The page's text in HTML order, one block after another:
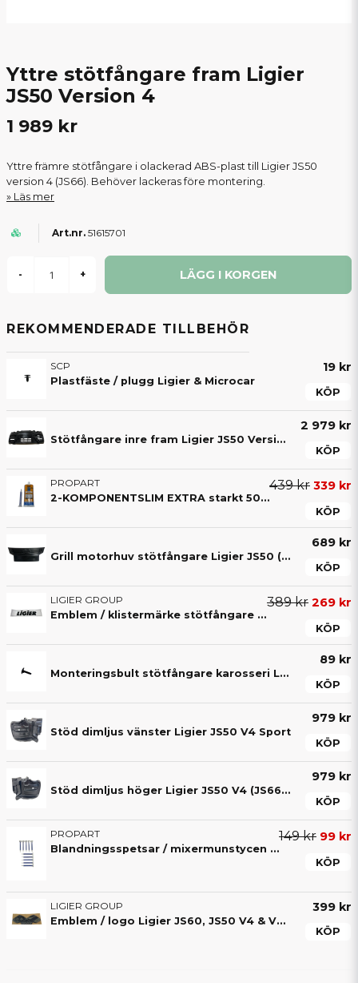
Yttre stötfångare fram Ligier
JS50 Version 4
1 989 kr
Yttre främre stötfångare i olackerad ABS-plast till Ligier JS50
version 4 (JS66). Behöver lackeras före montering.
Läs mer
51615701
- + LÄGG I KORGEN
REKOMMENDERADE TILLBEHÖR
SCP
Plastfäste / plugg Ligier & Microcar
19 kr
KÖP
Stötfångare inre fram Ligier JS50 Version 4 (JS66) med hål för LED-ljus
2 979 kr
KÖP
PROPART
2-KOMPONENTSLIM EXTRA starkt 50ML lim (4-8 min)
439 kr 339 kr
KÖP
Grill motorhuv stötfångare Ligier JS50 (JS66) V4 Sport
689 kr
KÖP
LIGIER GROUP
Emblem / klistermärke stötfångare fram Ligier JS50 JS50L & JSRC Vit
389 kr 269 kr
KÖP
Monteringsbult stötfångare karosseri Ligier & Microcar
89 kr
KÖP
Stöd dimljus vänster Ligier JS50 V4 Sport
979 kr
KÖP
Stöd dimljus höger Ligier JS50 V4 (JS66) Sport
979 kr
KÖP
PROPART
Blandningsspetsar / mixermunstycen (10-pack) till 2-komponentslim – För exakt blandning av lim
149 kr 99 kr
KÖP
LIGIER GROUP
Emblem / logo Ligier JS60, JS50 V4 & V5 & Myli
399 kr
KÖP